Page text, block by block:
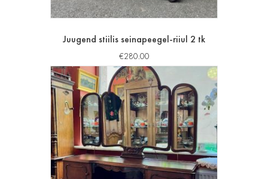
Juugend stiilis seinapeegel-riiul 2 tk
€280.00